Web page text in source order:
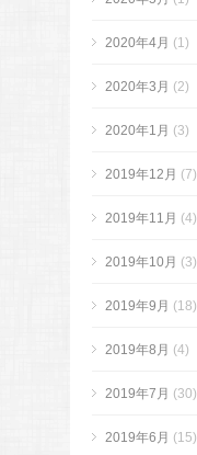
2020年4月 (1)
2020年3月 (2)
2020年1月 (3)
2019年12月 (7)
2019年11月 (4)
2019年10月 (3)
2019年9月 (18)
2019年8月 (4)
2019年7月 (30)
2019年6月 (15)